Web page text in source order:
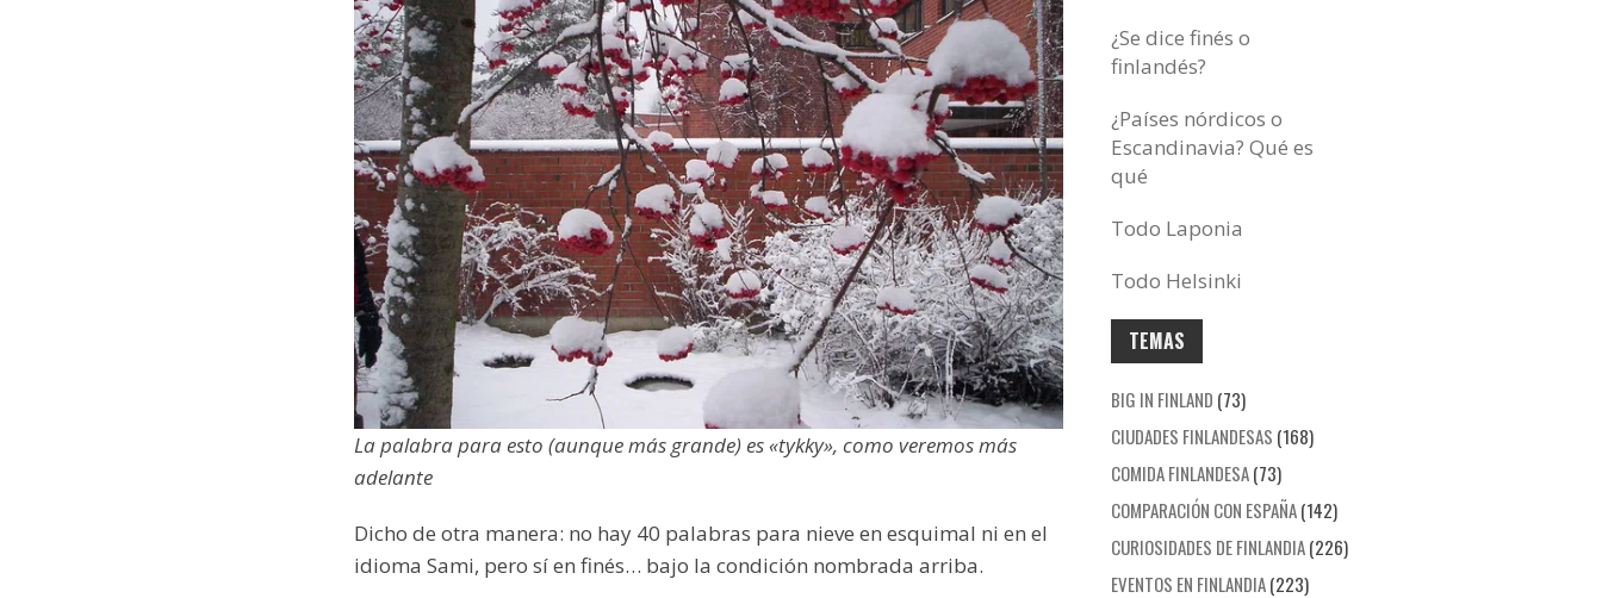
La palabra para esto (aunque más grande) es «tykky», como veremos más
adelante
Dicho de otra manera: no hay 40 palabras para nieve en esquimal ni en el
idioma Sami, pero sí en finés… bajo la condición nombrada arriba.
¿Se dice finés o
finlandés?
¿Países nórdicos o
Escandinavia? Qué es
qué
Todo Laponia
Todo Helsinki
TEMAS
BIG IN FINLAND (73)
CIUDADES FINLANDESAS (168)
COMIDA FINLANDESA(73)
COMPARACIÓN CON ESPAÑA(142)
CURIOSIDADES DE FINLANDIA(226)
EVENTOS EN FINLANDIA(223)